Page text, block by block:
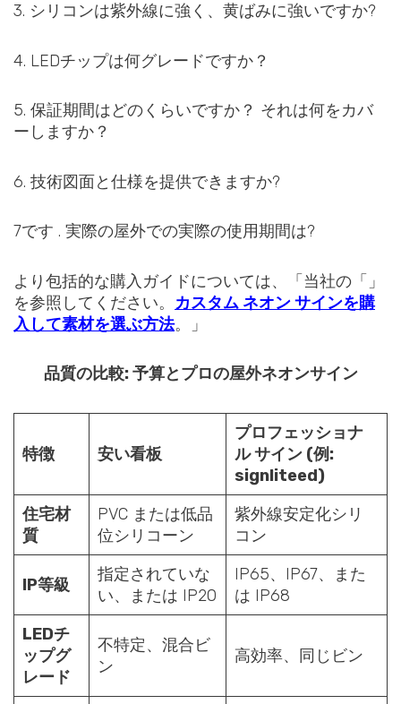
3. シリコンは紫外線に強く、黄ばみに強いですか?
4. LEDチップは何グレードですか？
5. 保証期間はどのくらいですか？ それは何をカバ
ーしますか？
6. 技術図面と仕様を提供できますか?
7です . 実際の屋外での実際の使用期間は?
より包括的な購入ガイドについては、「当社の「」
を参照してください。 カスタム ネオン サインを購
入して素材を選ぶ方法。」
品質の比較: 予算とプロの屋外ネオンサイン
特徴 安い看板
プロフェッショナ
ル サイン (例:
signliteed)
住宅材
質
PVC または低品
位シリコーン
紫外線安定化シリ
コン
IP等級
指定されていな
い、または IP20
IP65、IP67、また
は IP68
LEDチ
ップグ
レード
不特定、混合ビ
ン
高効率、同じビン